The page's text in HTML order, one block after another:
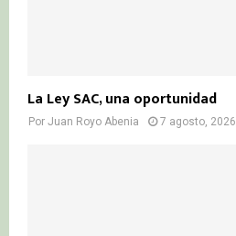
La Ley SAC, una oportunidad
Por Juan Royo Abenia 7 agosto, 2026